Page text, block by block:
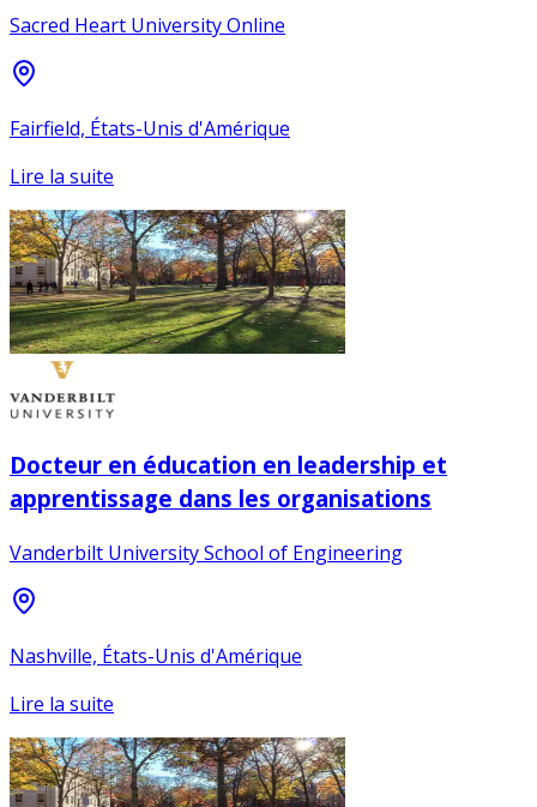
Sacred Heart University Online
Fairfield, États-Unis d'Amérique
Lire la suite
Docteur en éducation en leadership et
apprentissage dans les organisations
Vanderbilt University School of Engineering
Nashville, États-Unis d'Amérique
Lire la suite